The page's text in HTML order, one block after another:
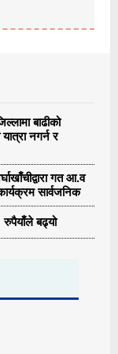
बाढीको
नगर्न र
गत आ.व
सार्वजनिक
बढ्यो